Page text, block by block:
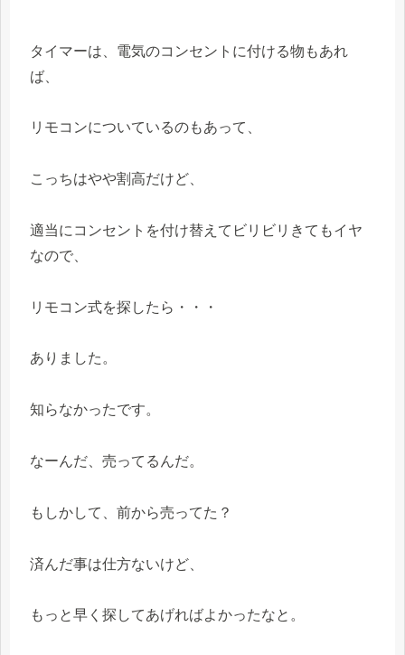
タイマーは、電気のコンセントに付ける物もあれ
ば、
リモコンについているのもあって、
こっちはやや割高だけど、
適当にコンセントを付け替えてビリビリきてもイヤ
なので、
リモコン式を探したら・・・
ありました。
知らなかったです。
なーんだ、売ってるんだ。
もしかして、前から売ってた？
済んだ事は仕方ないけど、
もっと早く探してあげればよかったなと。